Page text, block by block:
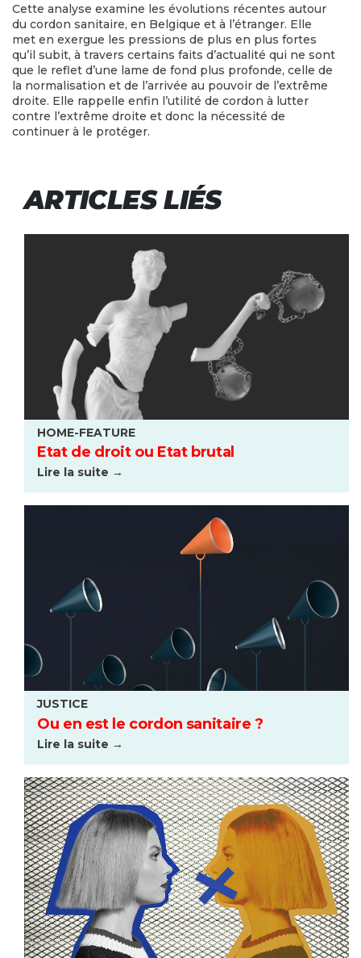
Cette analyse examine les évolutions récentes autour
du cordon sanitaire, en Belgique et à l’étranger. Elle
met en exergue les pressions de plus en plus fortes
qu’il subit, à travers certains faits d’actualité qui ne sont
que le reflet d’une lame de fond plus profonde, celle de
la normalisation et de l’arrivée au pouvoir de l’extrême
droite. Elle rappelle enfin l’utilité de cordon à lutter
contre l’extrême droite et donc la nécessité de
continuer à le protéger.
ARTICLES LIÉS
HOME-FEATURE
Etat de droit ou Etat brutal
Lire la suite →
JUSTICE
Ou en est le cordon sanitaire ?
Lire la suite →